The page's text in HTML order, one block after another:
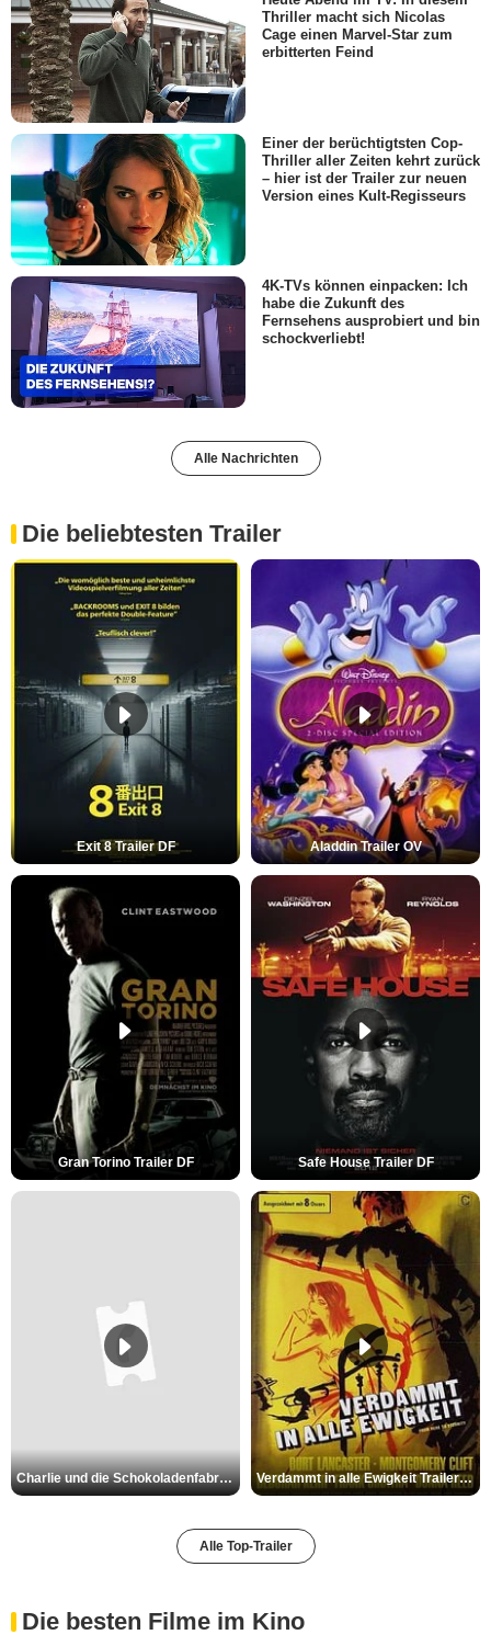
Thriller macht sich Nicolas
Cage einen Marvel-Star zum
erbitterten Feind
Einer der berüchtigtsten Cop-
Thriller aller Zeiten kehrt zurück
– hier ist der Trailer zur neuen
Version eines Kult-Regisseurs
4K-TVs können einpacken: Ich
habe die Zukunft des
Fernsehens ausprobiert und bin
schockverliebt!
Alle Nachrichten
Die beliebtesten Trailer
Exit 8 Trailer DF Aladdin Trailer OV
Gran Torino Trailer DF Safe House Trailer DF
Charlie und die Schokoladenfabrik Trailer OV Verdammt in alle Ewigkeit Trailer OV
Alle Top-Trailer
Die besten Filme im Kino